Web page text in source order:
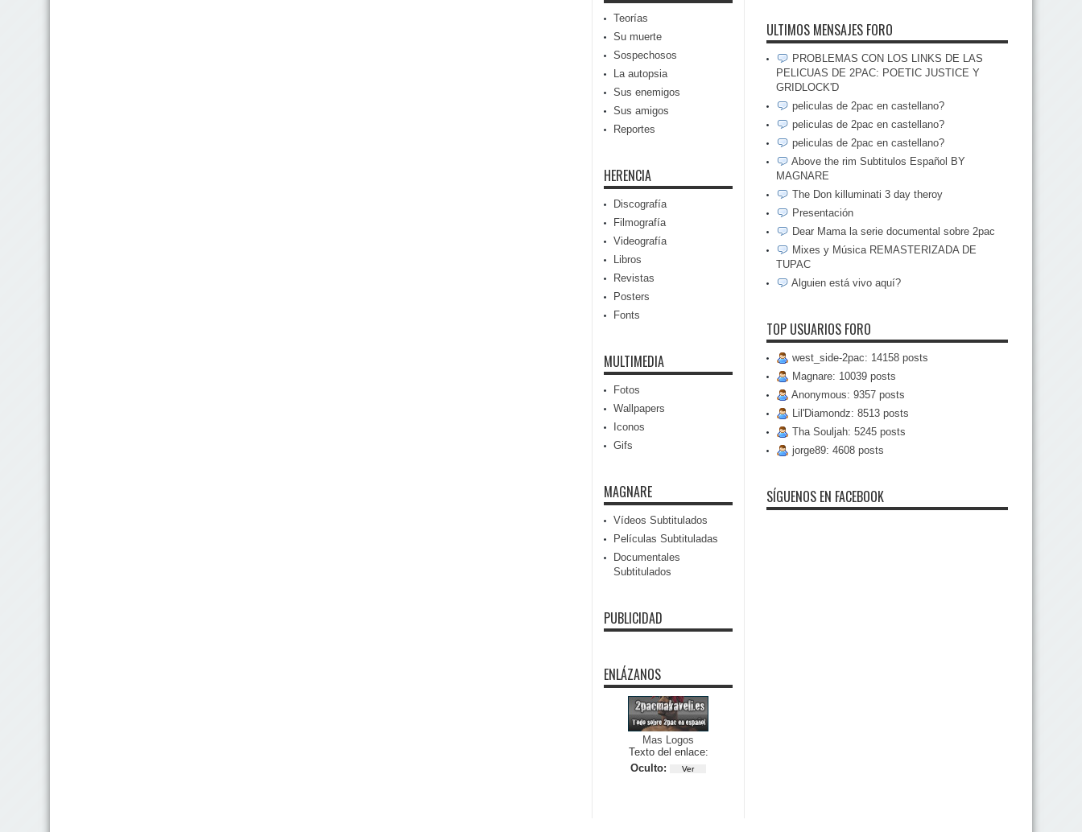
Teorías
Su muerte
Sospechosos
La autopsia
Sus enemigos
Sus amigos
Reportes
HERENCIA
Discografía
Filmografía
Videografía
Libros
Revistas
Posters
Fonts
MULTIMEDIA
Fotos
Wallpapers
Iconos
Gifs
MAGNARE
Vídeos Subtitulados
Películas Subtituladas
Documentales
Subtitulados
PUBLICIDAD
ENLÁZANOS
Mas Logos
Texto del enlace:
Oculto:
ULTIMOS MENSAJES FORO
PROBLEMAS CON LOS LINKS DE LAS
PELICUAS DE 2PAC: POETIC JUSTICE Y
GRIDLOCK'D
peliculas de 2pac en castellano?
peliculas de 2pac en castellano?
peliculas de 2pac en castellano?
Above the rim Subtitulos Español BY
MAGNARE
The Don killuminati 3 day theroy
Presentación
Dear Mama la serie documental sobre 2pac
Mixes y Música REMASTERIZADA DE
TUPAC
Alguien está vivo aquí?
TOP USUARIOS FORO
west_side-2pac: 14158 posts
Magnare: 10039 posts
Anonymous: 9357 posts
Lil'Diamondz: 8513 posts
Tha Souljah: 5245 posts
jorge89: 4608 posts
SÍGUENOS EN FACEBOOK